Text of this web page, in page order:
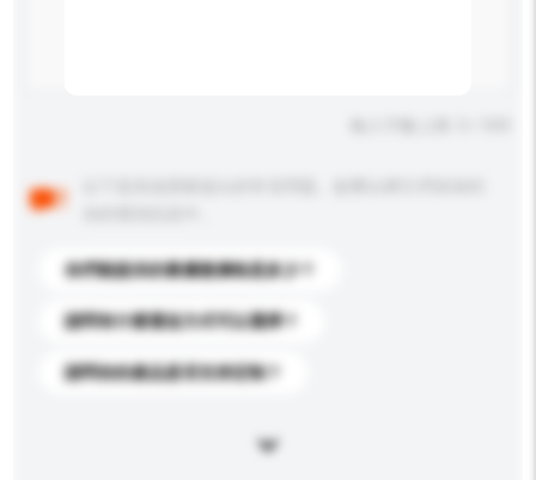
你們能提供的最優惠價格是多少？
請問有什麼運送方式可以選擇？
請問你的產品是否支持定制？